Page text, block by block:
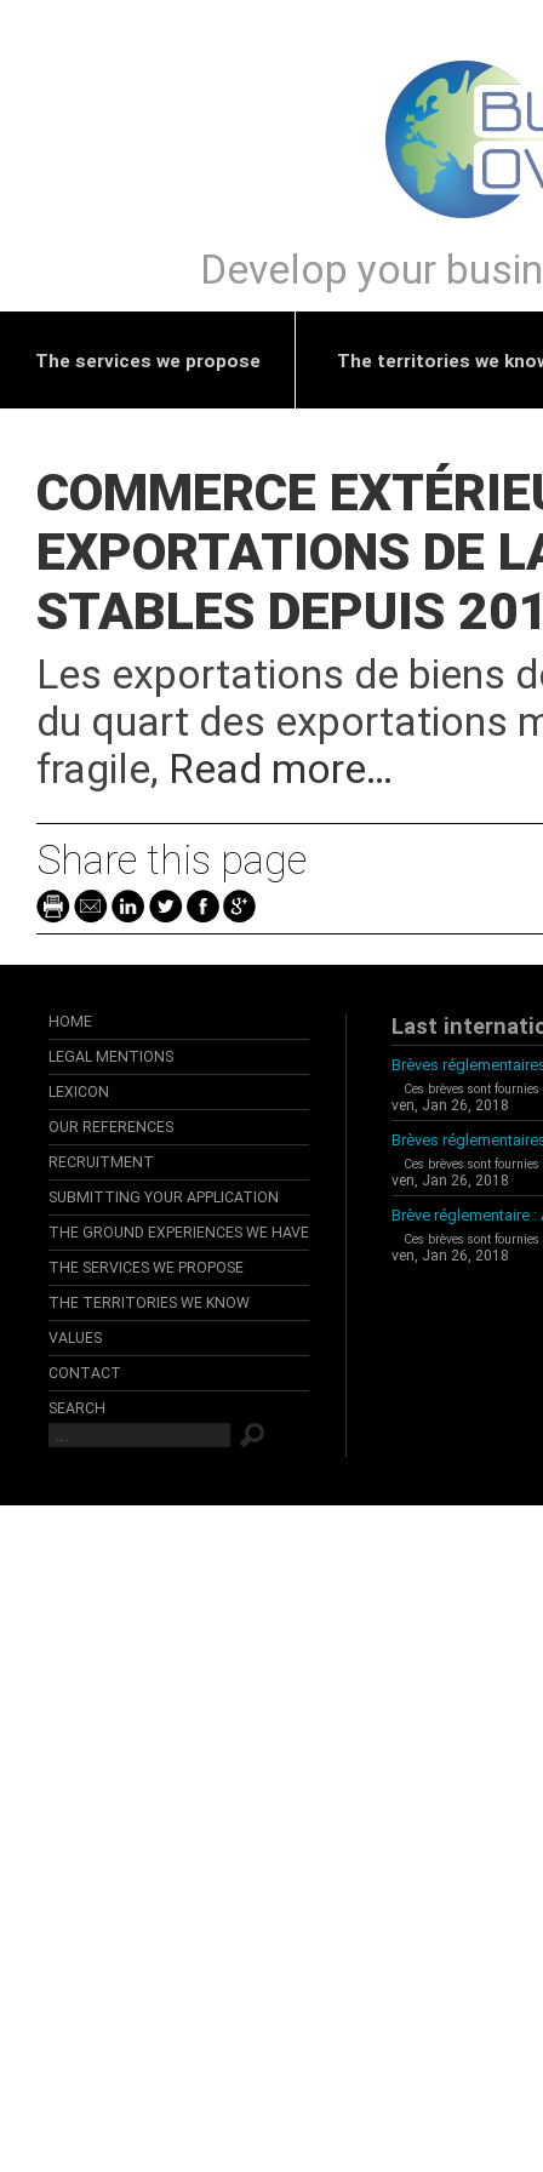
Develop your
The services we propose The territories we
COMMERCE
EXPORTATIONS DE
STABLES DEPUIS
Les exportations de biens
du quart des exportations
fragile, Read more…
Share this page
HOME
LEGAL MENTIONS
LEXICON
OUR REFERENCES
RECRUITMENT
SUBMITTING YOUR APPLICATION
THE GROUND EXPERIENCES WE HAVE
THE SERVICES WE PROPOSE
THE TERRITORIES WE KNOW
VALUES
CONTACT
SEARCH
Last
Brèves
Ces brèves sont
ven, Jan 26, 2018
Brèves
Ces brèves sont
ven, Jan 26, 2018
Brève réglementaire :
Ces brèves sont
ven, Jan 26, 2018